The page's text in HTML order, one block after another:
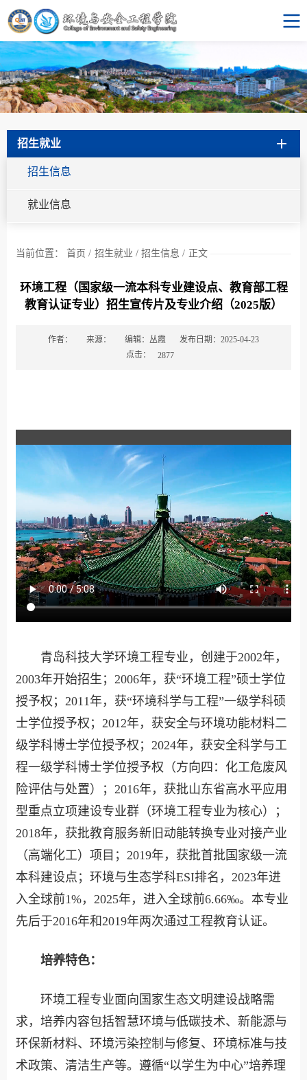
招生就业
招生信息
就业信息
当前位置： 首页 / 招生就业 / 招生信息 / 正文
环境工程（国家级一流本科专业建设点、教育部工程
教育认证专业）招生宣传片及专业介绍（2025版）
作者： 来源： 编辑：丛霞
发布日期：2025-04-23
点击：
2877
青岛科技大学环境工程专业，创建于2002年，
2003年开始招生；2006年，获“环境工程”硕士学位
授予权；2011年，获“环境科学与工程”一级学科硕
士学位授予权；2012年，获安全与环境功能材料二
级学科博士学位授予权；2024年，获安全科学与工
程一级学科博士学位授予权（方向四：化工危废风
险评估与处置）；2016年，获批山东省高水平应用
型重点立项建设专业群（环境工程专业为核心）；
2018年，获批教育服务新旧动能转换专业对接产业
（高端化工）项目；2019年，获批首批国家级一流
本科建设点；环境与生态学科ESI排名，2023年进
入全球前1%，2025年，进入全球前6.66‰。本专业
先后于2016年和2019年两次通过工程教育认证。
培养特色：
环境工程专业面向国家生态文明建设战略需
求，培养内容包括智慧环境与低碳技术、新能源与
环保新材料、环境污染控制与修复、环境标准与技
术政策、清洁生产等。遵循“以学生为中心”培养理